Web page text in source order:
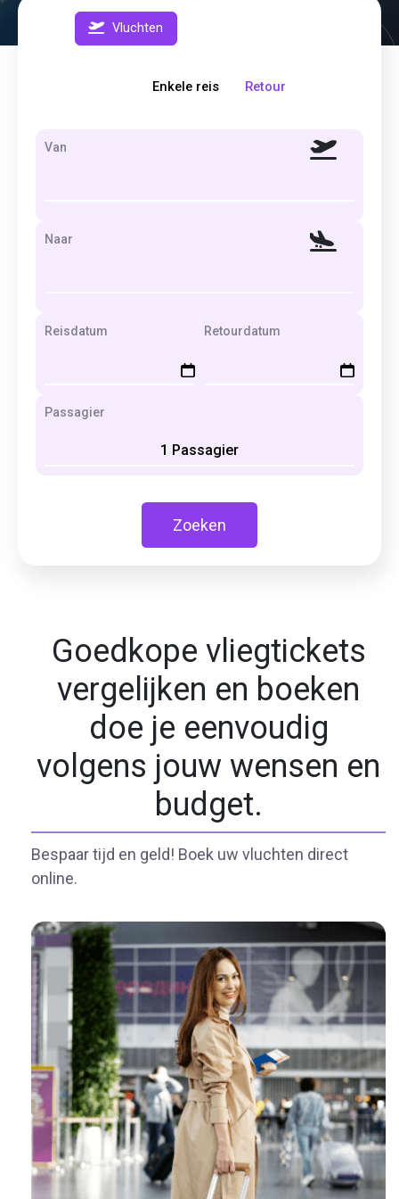
Vluchten
Enkele reis Retour
Van
Naar
Reisdatum Retourdatum
Passagier
1 Passagier
Zoeken
Goedkope vliegtickets
vergelijken en boeken
doe je eenvoudig
volgens jouw wensen en
budget.
Bespaar tijd en geld! Boek uw vluchten direct
online.